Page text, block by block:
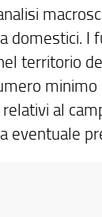
domestici. I
territorio
al
eventuale